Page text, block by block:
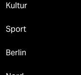
Kultur
Sport
Berlin